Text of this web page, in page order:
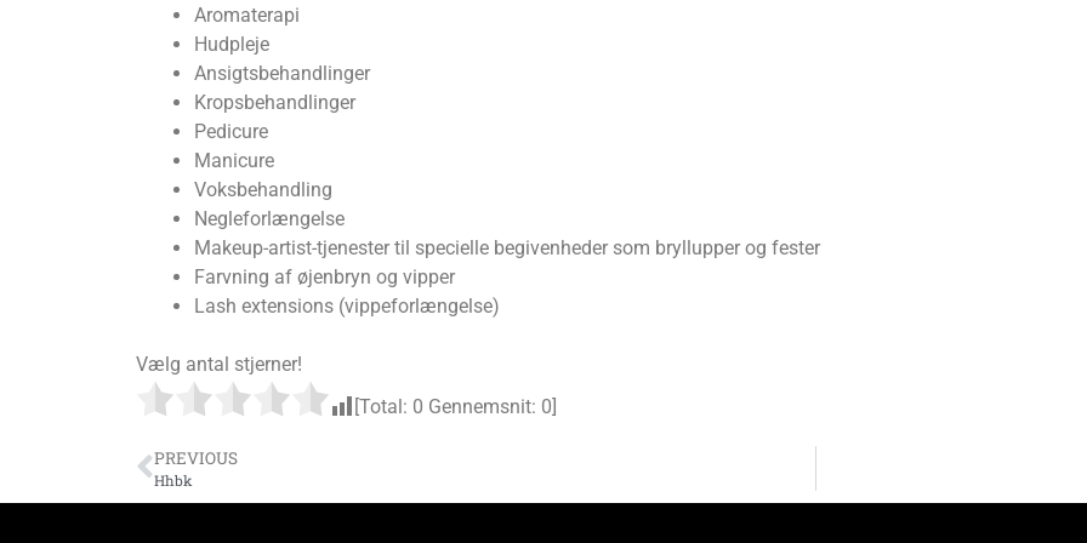
Aromaterapi
Hudpleje
Ansigtsbehandlinger
Kropsbehandlinger
Pedicure
Manicure
Voksbehandling
Negleforlængelse
Makeup-artist-tjenester til specielle begivenheder som bryllupper og fester
Farvning af øjenbryn og vipper
Lash extensions (vippeforlængelse)
Vælg antal stjerner!
[Total: 0 Gennemsnit: 0]
PREVIOUS
Hhbk